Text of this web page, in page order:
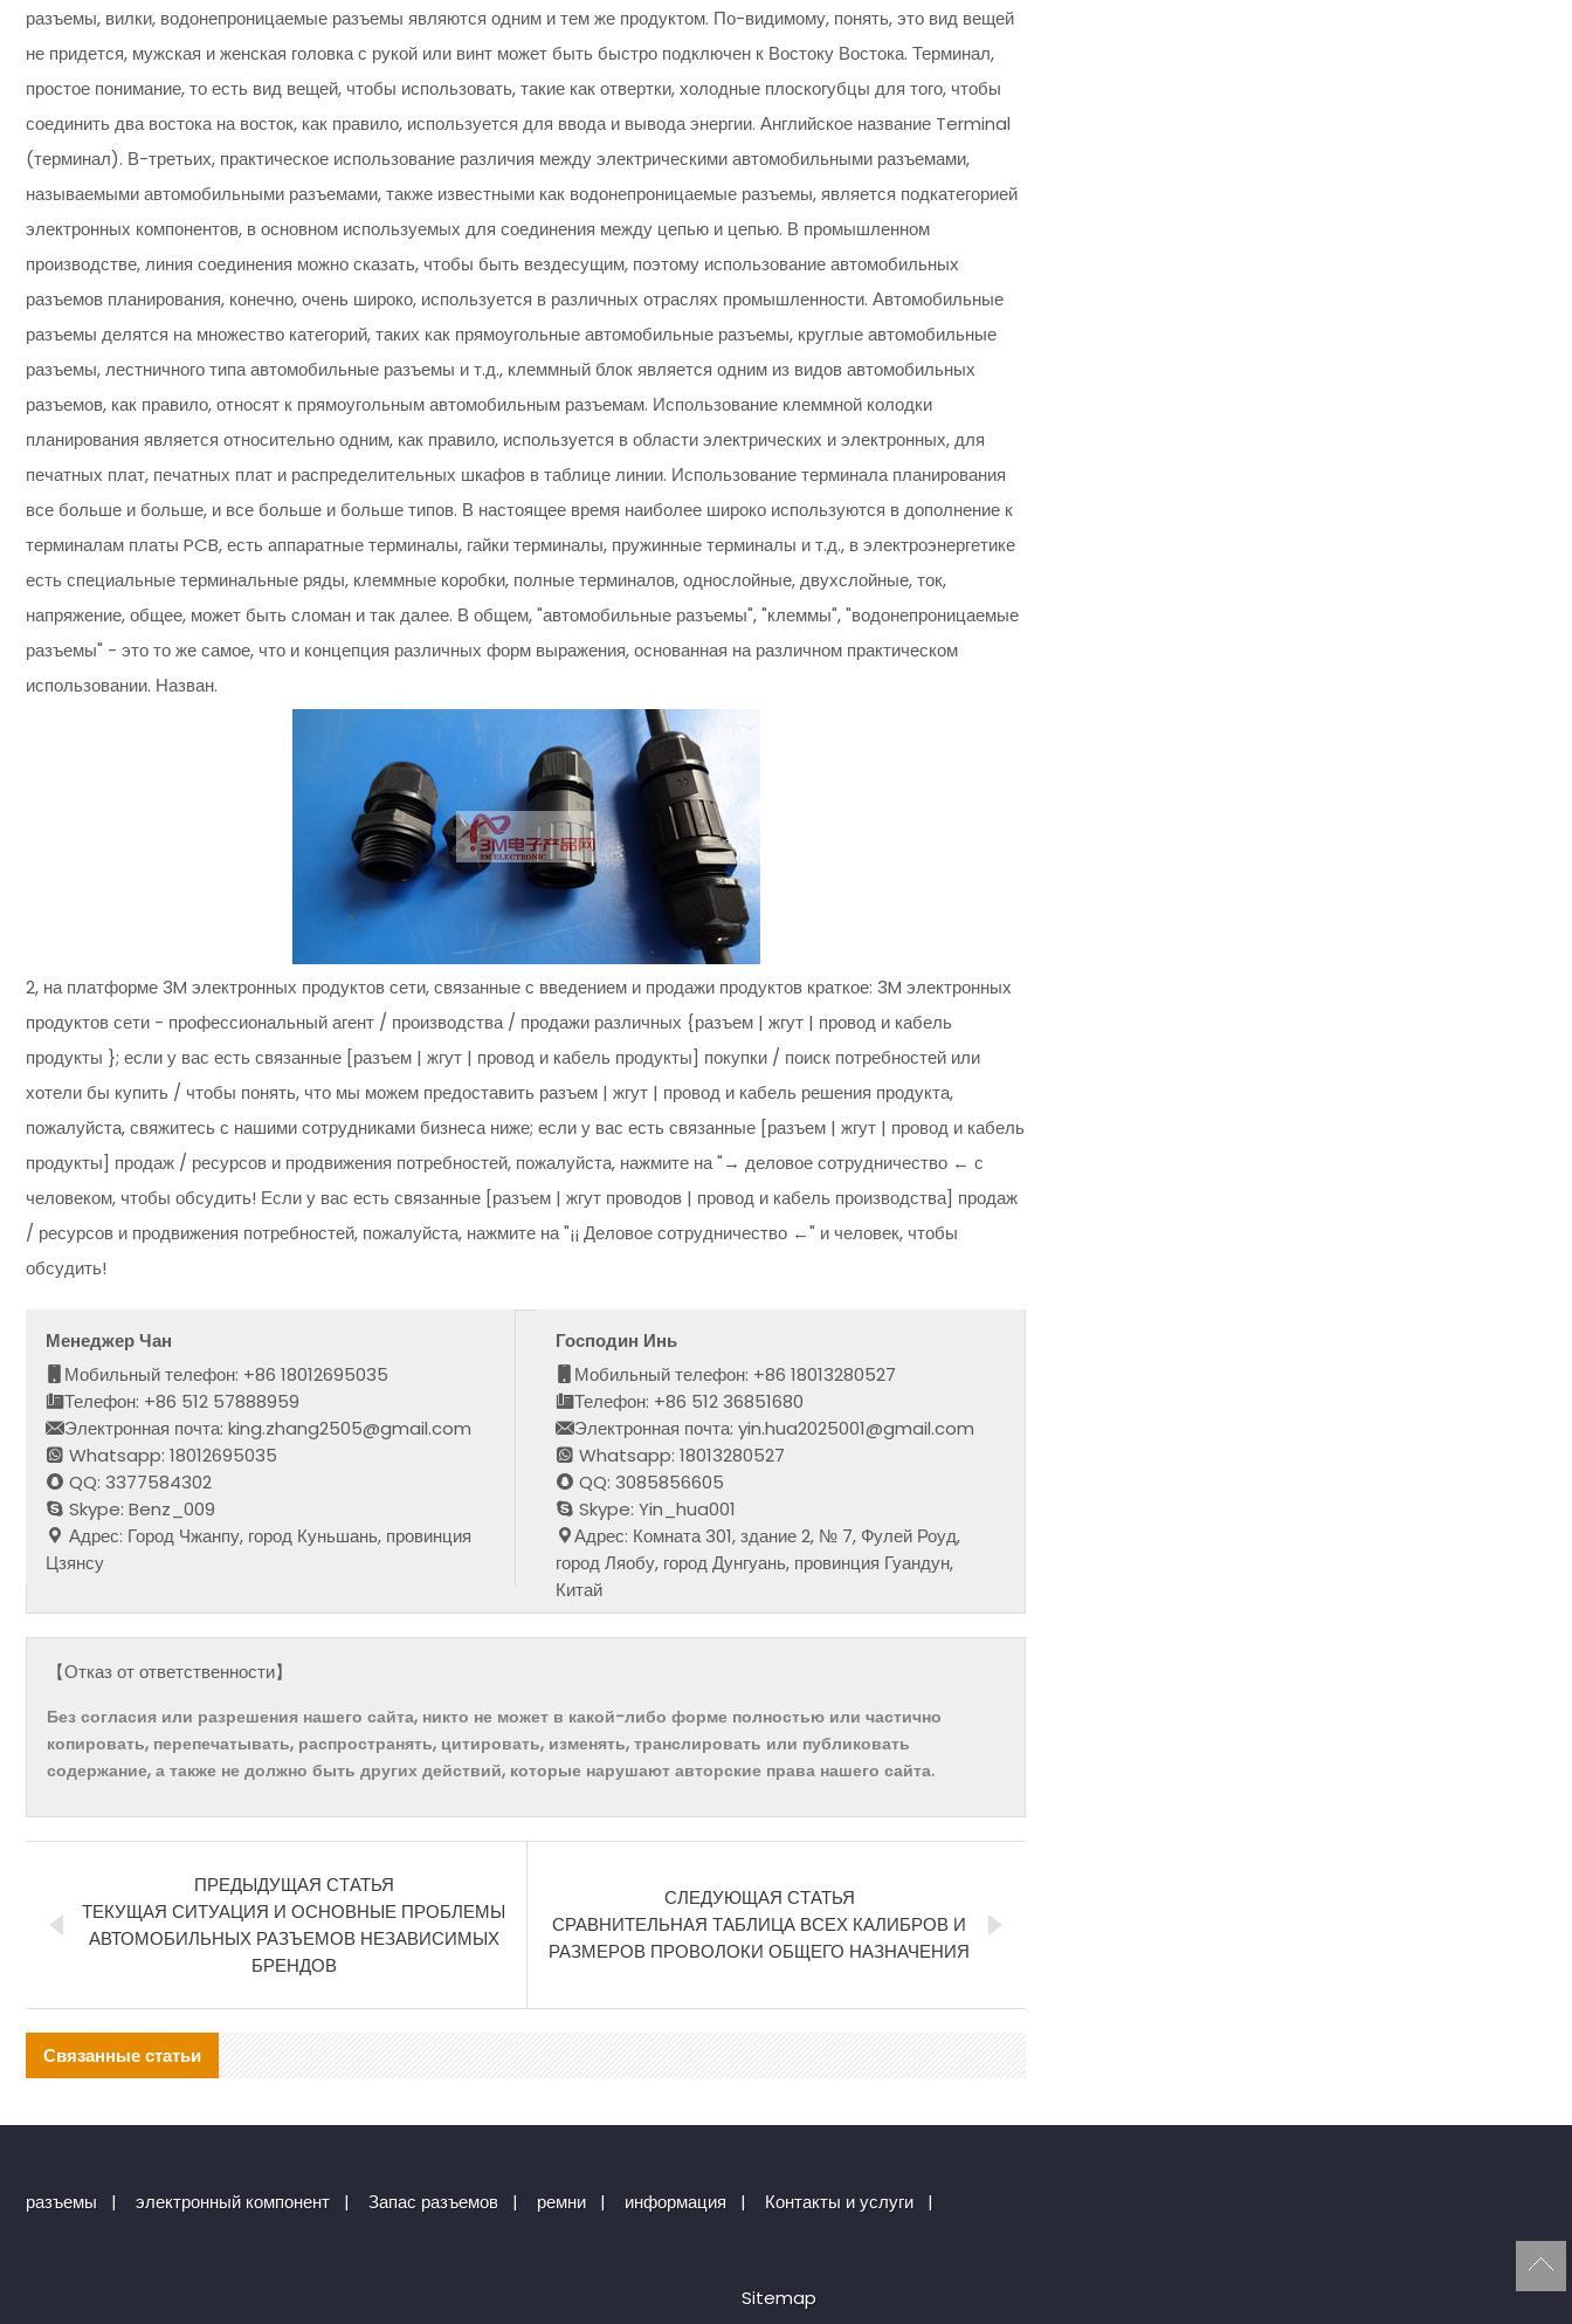
разъемы, вилки, водонепроницаемые разъемы являются одним и тем же продуктом. По-видимому, понять, это вид вещей
не придется, мужская и женская головка с рукой или винт может быть быстро подключен к Востоку Востока. Терминал,
простое понимание, то есть вид вещей, чтобы использовать, такие как отвертки, холодные плоскогубцы для того, чтобы
соединить два востока на восток, как правило, используется для ввода и вывода энергии. Английское название Terminal
(терминал). В-третьих, практическое использование различия между электрическими автомобильными разъемами,
называемыми автомобильными разъемами, также известными как водонепроницаемые разъемы, является подкатегорией
электронных компонентов, в основном используемых для соединения между цепью и цепью. В промышленном
производстве, линия соединения можно сказать, чтобы быть вездесущим, поэтому использование автомобильных
разъемов планирования, конечно, очень широко, используется в различных отраслях промышленности. Автомобильные
разъемы делятся на множество категорий, таких как прямоугольные автомобильные разъемы, круглые автомобильные
разъемы, лестничного типа автомобильные разъемы и т.д., клеммный блок является одним из видов автомобильных
разъемов, как правило, относят к прямоугольным автомобильным разъемам. Использование клеммной колодки
планирования является относительно одним, как правило, используется в области электрических и электронных, для
печатных плат, печатных плат и распределительных шкафов в таблице линии. Использование терминала планирования
все больше и больше, и все больше и больше типов. В настоящее время наиболее широко используются в дополнение к
терминалам платы PCB, есть аппаратные терминалы, гайки терминалы, пружинные терминалы и т.д., в электроэнергетике
есть специальные терминальные ряды, клеммные коробки, полные терминалов, однослойные, двухслойные, ток,
напряжение, общее, может быть сломан и так далее. В общем, "автомобильные разъемы", "клеммы", "водонепроницаемые
разъемы" - это то же самое, что и концепция различных форм выражения, основанная на различном практическом
использовании. Назван.
2, на платформе 3M электронных продуктов сети, связанные с введением и продажи продуктов краткое: 3M электронных
продуктов сети - профессиональный агент / производства / продажи различных {разъем | жгут | провод и кабель
продукты }; если у вас есть связанные [разъем | жгут | провод и кабель продукты] покупки / поиск потребностей или
хотели бы купить / чтобы понять, что мы можем предоставить разъем | жгут | провод и кабель решения продукта,
пожалуйста, свяжитесь с нашими сотрудниками бизнеса ниже; если у вас есть связанные [разъем | жгут | провод и кабель
продукты] продаж / ресурсов и продвижения потребностей, пожалуйста, нажмите на "→ деловое сотрудничество ← с
человеком, чтобы обсудить! Если у вас есть связанные [разъем | жгут проводов | провод и кабель производства] продаж
/ ресурсов и продвижения потребностей, пожалуйста, нажмите на "¡¡ Деловое сотрудничество ←" и человек, чтобы
обсудить!
Менеджер Чан
Мобильный телефон: +86 18012695035
Телефон: +86 512 57888959
Электронная почта: king.zhang2505@gmail.com
Whatsapp: 18012695035
QQ: 3377584302
Skype: Benz_009
Адрес: Город Чжанпу, город Куньшань, провинция
Цзянсу
Господин Инь
Мобильный телефон: +86 18013280527
Телефон: +86 512 36851680
Электронная почта: yin.hua2025001@gmail.com
Whatsapp: 18013280527
QQ: 3085856605
Skype: Yin_hua001
Адрес: Комната 301, здание 2, № 7, Фулей Роуд,
город Ляобу, город Дунгуань, провинция Гуандун,
Китай
【Отказ от ответственности】
Без согласия или разрешения нашего сайта, никто не может в какой-либо форме полностью или частично
копировать, перепечатывать, распространять, цитировать, изменять, транслировать или публиковать
содержание, а также не должно быть других действий, которые нарушают авторские права нашего сайта.
ПРЕДЫДУЩАЯ СТАТЬЯ
ТЕКУЩАЯ СИТУАЦИЯ И ОСНОВНЫЕ ПРОБЛЕМЫ
АВТОМОБИЛЬНЫХ РАЗЪЕМОВ НЕЗАВИСИМЫХ
БРЕНДОВ
СЛЕДУЮЩАЯ СТАТЬЯ
СРАВНИТЕЛЬНАЯ ТАБЛИЦА ВСЕХ КАЛИБРОВ И
РАЗМЕРОВ ПРОВОЛОКИ ОБЩЕГО НАЗНАЧЕНИЯ
Связанные статьи
разъемы | электронный компонент | Запас разъемов | ремни | информация | Контакты и услуги |
Sitemap